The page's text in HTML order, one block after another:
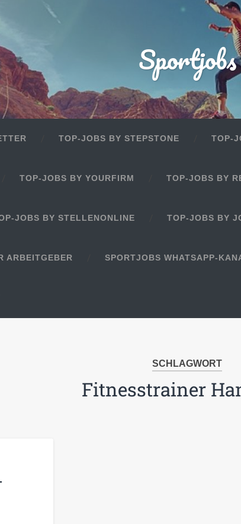
Sportjobs
TOP-JOBS BY STEPSTONE TOP-
TOP-JOBS BY YOURFIRM TOP-JOBS BY
JOBS BY STELLENONLINE TOP-JOBS BY
ARBEITGEBER SPORTJOBS WHATSAPP-
SCHLAGWORT
Fitnesstrainer